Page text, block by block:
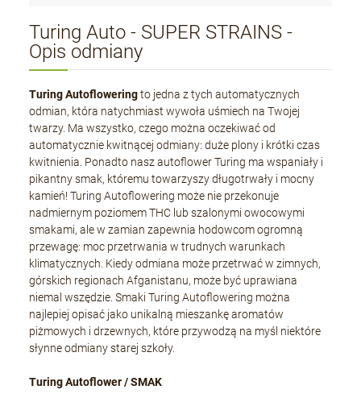
Turing Auto - SUPER STRAINS -
Opis odmiany
Turing Autofloweringto jedna z tych automatycznych
odmian, która natychmiast wywoła uśmiech na Twojej
twarzy. Ma wszystko, czego można oczekiwać od
automatycznie kwitnącej odmiany: duże plony i krótki czas
kwitnienia. Ponadto nasz autoflower Turing ma wspaniały i
pikantny smak, któremu towarzyszy długotrwały i mocny
kamień! Turing Autoflowering może nie przekonuje
nadmiernym poziomem THC lub szalonymi owocowymi
smakami, ale w zamian zapewnia hodowcom ogromną
przewagę: moc przetrwania w trudnych warunkach
klimatycznych. Kiedy odmiana może przetrwać w zimnych,
górskich regionach Afganistanu, może być uprawiana
niemal wszędzie. Smaki Turing Autoflowering można
najlepiej opisać jako unikalną mieszankę aromatów
piżmowych i drzewnych, które przywodzą na myśl niektóre
słynne odmiany starej szkoły.
Turing Autoflower / SMAK